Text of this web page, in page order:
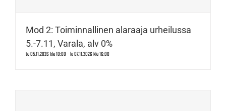
Mod 2: Toiminnallinen alaraaja urheilussa
5.-7.11, Varala, alv 0%
to 05.11.2026 klo 10:00-la 07.11.2026 klo 16:00